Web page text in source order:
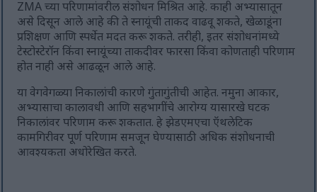
ZMA च्या परिणामांवरील संशोधन मिश्रित आहे. काही अभ्यासातून
असे दिसून आले आहे की ते स्नायूंची ताकद वाढवू शकते, खेळाडूंना
प्रशिक्षण आणि स्पर्धेत मदत करू शकते. तरीही, इतर संशोधनांमध्ये
टेस्टोस्टेरॉन किंवा स्नायूंच्या ताकदीवर फारसा किंवा कोणताही परिणाम
होत नाही असे आढळून आले आहे.
या वेगवेगळ्या निकालांची कारणे गुंतागुंतीची आहेत. नमुना आकार,
अभ्यासाचा कालावधी आणि सहभागींचे आरोग्य यासारखे घटक
निकालांवर परिणाम करू शकतात. हे झेडएमएचा ऍथलेटिक
कामगिरीवर पूर्ण परिणाम समजून घेण्यासाठी अधिक संशोधनाची
आवश्यकता अधोरेखित करते.